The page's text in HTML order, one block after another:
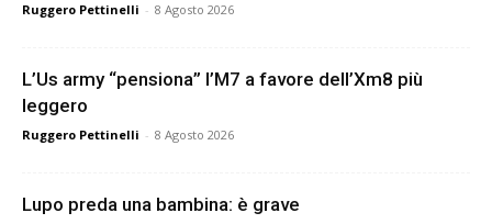
Ruggero Pettinelli - 8 Agosto 2026
L’Us army “pensiona” l’M7 a favore dell’Xm8 più
leggero
Ruggero Pettinelli - 8 Agosto 2026
Lupo preda una bambina: è grave